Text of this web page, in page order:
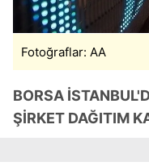
Fotoğraflar: AA
BORSA
ŞİRKET DAĞITIM